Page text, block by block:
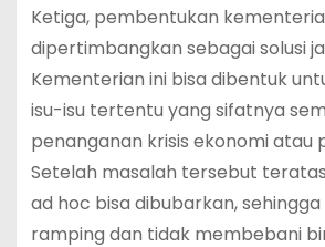
Ketiga, pembentukan
dipertimbangkan sebagai solusi
Kementerian ini bisa dibentuk
isu-isu tertentu yang sifatnya
penanganan krisis ekonomi atau
Setelah masalah tersebut
ad hoc bisa dibubarkan,
ramping dan tidak membebani